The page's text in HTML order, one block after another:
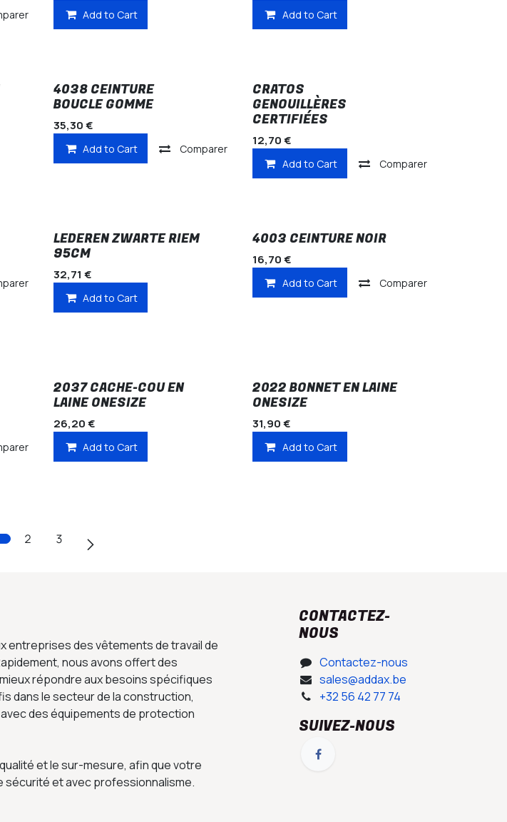
Add to Cart Add to Cart
4038 CEINTURE
BOUCLE GOMME
35,30€
Add to Cart Comparer
CRATOS
GENOUILLÈRES
CERTIFIÉES
12,70€
Add to Cart Comparer
LEDEREN ZWARTE RIEM
95CM
32,71 €
Add to Cart
4003 CEINTURE NOIR
16,70€
Add to Cart Comparer
2037 CACHE-COU EN
LAINE ONESIZE
26,20€
Add to Cart
2022 BONNET EN LAINE
ONESIZE
31,90€
Add to Cart
2 3
entreprises des vêtements de travail de
nous avons offert des
répondre aux besoins spécifiques
dans le secteur de la construction,
des équipements de protection
et le sur-mesure, afin que votre
sécurité et avec professionnalisme.​
CONTACTEZ-
NOUS​
Contactez-nous
sales@addax.be
+32 56 42 77 74
SUIVEZ-NOUS